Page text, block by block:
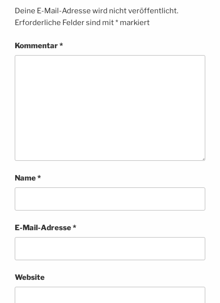
Deine E-Mail-Adresse wird nicht veröffentlicht.
Erforderliche Felder sind mit* markiert
Kommentar*
Name*
E-Mail-Adresse*
Website